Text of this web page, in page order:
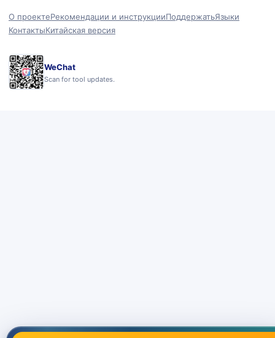
О проектеРекомендации и инструкцииПоддержатьЯзыки
КонтактыКитайская версия
WeChat
Scan for tool updates.